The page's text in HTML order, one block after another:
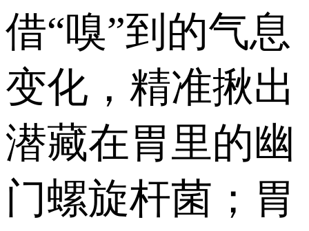
借“嗅”到的气息
变化，精准揪出
潜藏在胃里的幽
门螺旋杆菌；胃